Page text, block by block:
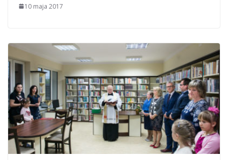
10 maja 2017